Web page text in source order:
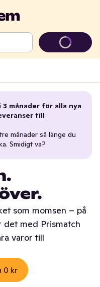
månader för alla nya
till
månader så länge du
Smidigt va?
som momsen – på
det med Prismatch
varor till
0 kr